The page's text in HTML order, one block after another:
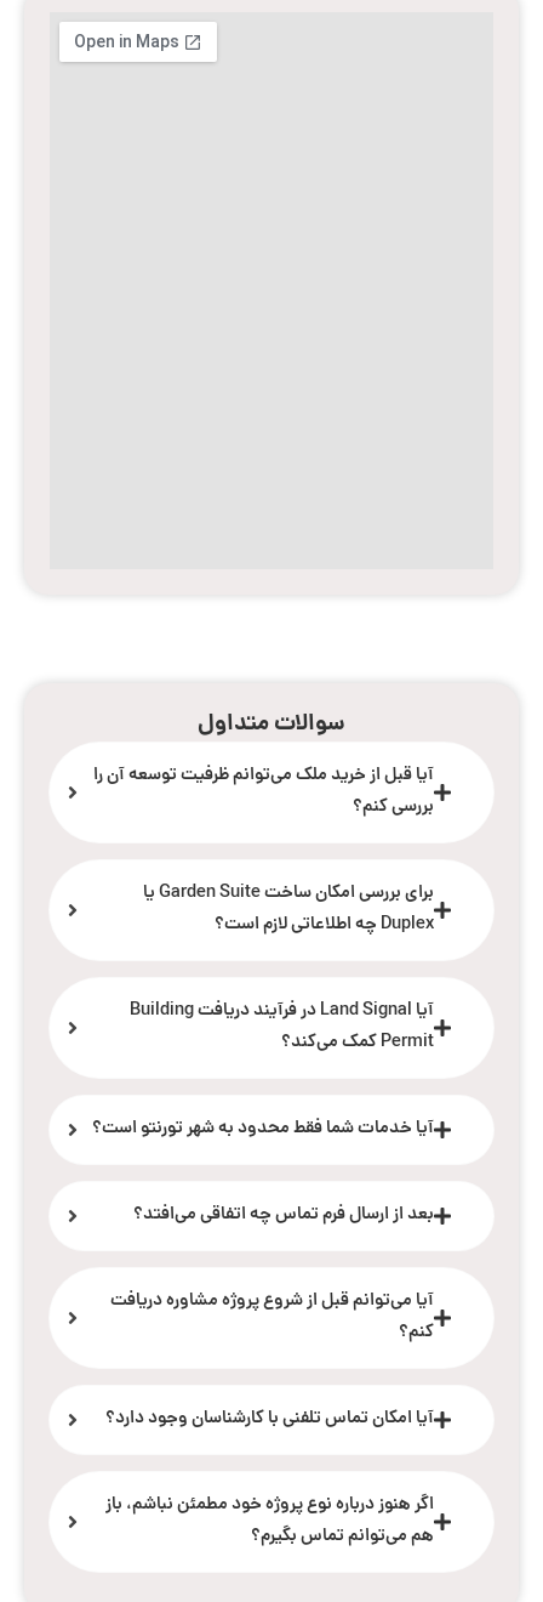
سوالات متداول
آیا قبل از خرید ملک می‌توانم ظرفیت توسعه آن را
بررسی کنم؟
برای بررسی امکان ساخت Garden Suite یا
Duplex چه اطلاعاتی لازم است؟
آیا Land Signal در فرآیند دریافت Building
Permit کمک می‌کند؟
آیا خدمات شما فقط محدود به شهر تورنتو است؟
بعد از ارسال فرم تماس چه اتفاقی می‌افتد؟
آیا می‌توانم قبل از شروع پروژه مشاوره دریافت
کنم؟
آیا امکان تماس تلفنی با کارشناسان وجود دارد؟
اگر هنوز درباره نوع پروژه خود مطمئن نباشم، باز
هم می‌توانم تماس بگیرم؟